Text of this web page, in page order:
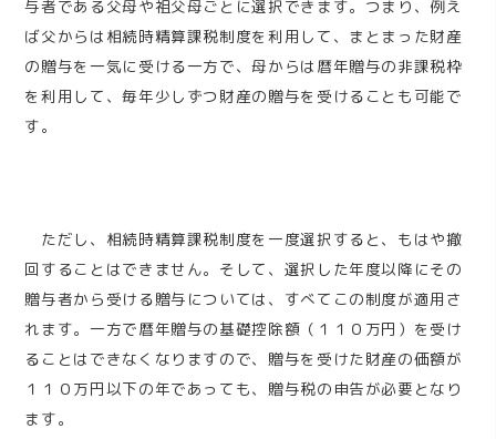
与者である父母や祖父母ごとに選択できます。つまり、例え
ば父からは相続時精算課税制度を利用して、まとまった財産
の贈与を一気に受ける一方で、母からは暦年贈与の非課税枠
を利用して、毎年少しずつ財産の贈与を受けることも可能で
す。
ただし、相続時精算課税制度を一度選択すると、もはや撤
回することはできません。そして、選択した年度以降にその
贈与者から受ける贈与については、すべてこの制度が適用さ
れます。一方で暦年贈与の基礎控除額（１１０万円）を受け
ることはできなくなりますので、贈与を受けた財産の価額が
１１０万円以下の年であっても、贈与税の申告が必要となり
ます。